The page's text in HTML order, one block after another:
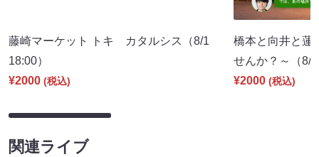
藤崎マーケット トキ カタルシス（8/1
18:00）
¥2000 (税込)
橋本と向井と蓮
せんか？～（
¥2000 (税込)
関連ライブ